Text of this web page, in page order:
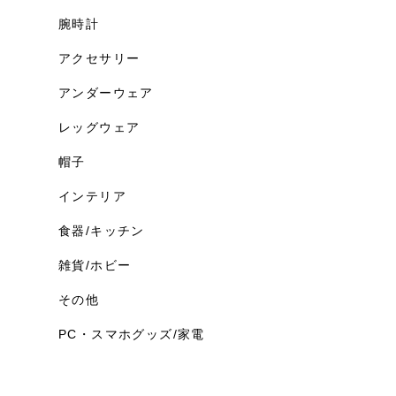
腕時計
アクセサリー
アンダーウェア
レッグウェア
帽子
インテリア
食器/キッチン
雑貨/ホビー
その他
PC・スマホグッズ/家電